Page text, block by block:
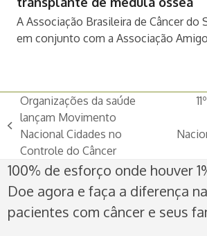
A Associação Brasileira de Câncer do
em conjunto com a Associação
previous
post:
Organizações da saúde
lançam Movimento
Nacional Cidades no
Controle do Câncer
next
100% de esforço onde houver
Doe agora e faça a diferença
pacientes com câncer e seus